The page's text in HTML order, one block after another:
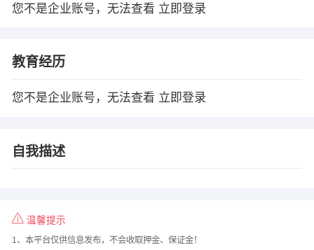
您不是企业账号，无法查看 立即登录
教育经历
您不是企业账号，无法查看 立即登录
自我描述
温馨提示
1、本平台仅供信息发布，不会收取押金、保证金！